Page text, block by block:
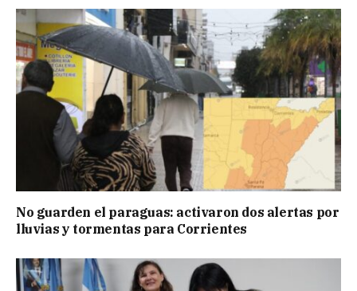
No guarden el paraguas: activaron dos alertas por
lluvias y tormentas para Corrientes